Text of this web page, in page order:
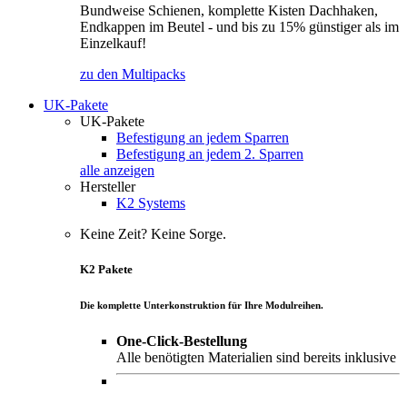
Bundweise Schienen, komplette Kisten Dachhaken,
Endkappen im Beutel - und bis zu 15% günstiger als im
Einzelkauf!
zu den Multipacks
UK-Pakete
UK-Pakete
Befestigung an jedem Sparren
Befestigung an jedem 2. Sparren
alle anzeigen
Hersteller
K2 Systems
Keine Zeit? Keine Sorge.
K2 Pakete
Die komplette Unterkonstruktion für Ihre Modulreihen.
One-Click-Bestellung
Alle benötigten Materialien sind bereits inklusive